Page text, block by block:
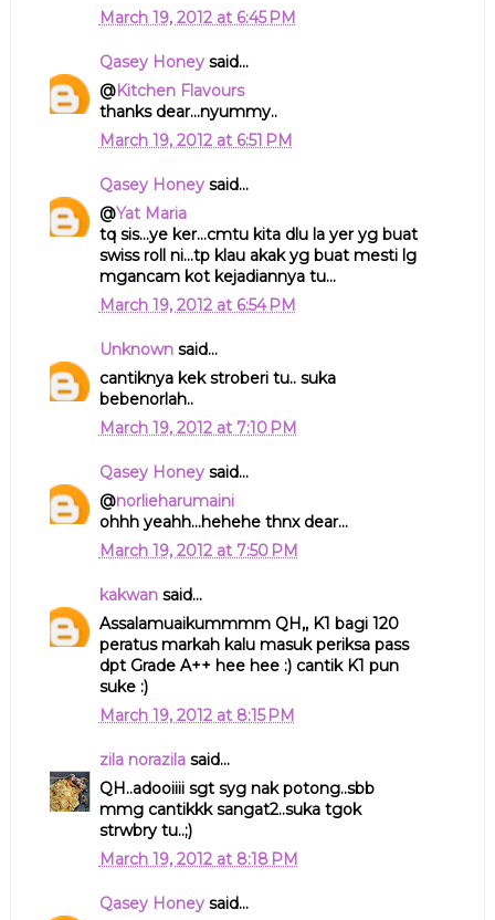
March 19, 2012 at 6:45 PM
Qasey Honeysaid...
@Kitchen Flavours
thanks dear...nyummy..
March 19, 2012 at 6:51 PM
Qasey Honeysaid...
@Yat Maria
tq sis...ye ker...cmtu kita dlu la yer yg buat
swiss roll ni...tp klau akak yg buat mesti lg
mgancam kot kejadiannya tu...
March 19, 2012 at 6:54 PM
Unknownsaid...
cantiknya kek stroberi tu.. suka
bebenorlah..
March 19, 2012 at 7:10 PM
Qasey Honeysaid...
@norlieharumaini
ohhh yeahh...hehehe thnx dear...
March 19, 2012 at 7:50 PM
kakwansaid...
Assalamuaikummmm QH,, K1 bagi 120
peratus markah kalu masuk periksa pass
dpt Grade A++ hee hee :) cantik K1 pun
suke :)
March 19, 2012 at 8:15 PM
zila norazilasaid...
QH..adooiiii sgt syg nak potong..sbb
mmg cantikkk sangat2..suka tgok
strwbry tu..;)
March 19, 2012 at 8:18 PM
Qasey Honeysaid...